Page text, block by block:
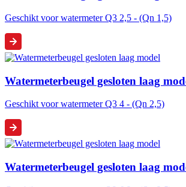
Geschikt voor watermeter Q3 2,5 - (Qn 1,5)
Watermeterbeugel gesloten laag
Geschikt voor watermeter Q3 4 - (Qn 2,5)
Watermeterbeugel gesloten laag